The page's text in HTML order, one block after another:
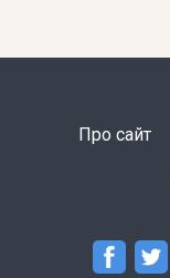
Про сайт